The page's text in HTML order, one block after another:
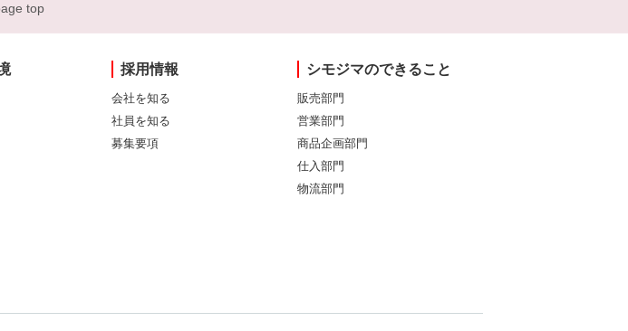
top
採用情報
会社を知る
社員を知る
募集要項
シモジマのできること
販売部門
営業部門
商品企画部門
仕入部門
物流部門